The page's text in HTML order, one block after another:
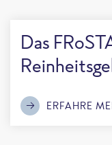
Das
ERFAHRE